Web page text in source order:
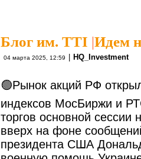
Блог им. TTI |Идем
04 марта 2025, 12:59 | HQ_Investment
🟢Рынок акций РФ
индексов МосБиржи и
торгов основной сессии
вверх на фоне
президента США